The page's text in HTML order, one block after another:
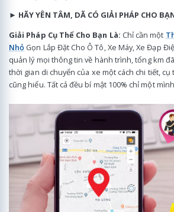
► HÃY YÊN TÂM, DÃ CÓ GIẢI PHÁP CHO
Giải Pháp Cụ Thể Cho Bạn Là: Chỉ cần một
Nhỏ Gọn Lắp Đặt Cho Ô Tô, Xe Máy, Xe Đạp
quản lý mọi thông tin về hành trình, tổng km
thời gian di chuyển của xe một cách chi tiết, cụ
cũng hiểu. Tất cả đều bí mật 100% chỉ một